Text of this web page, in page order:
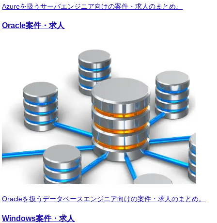
Azureを扱うサーバエンジニア向けの案件・求人のまとめ。
Oracle案件・求人
Oracleを扱うデータベースエンジニア向けの案件・求人のまとめ。
Windows案件・求人